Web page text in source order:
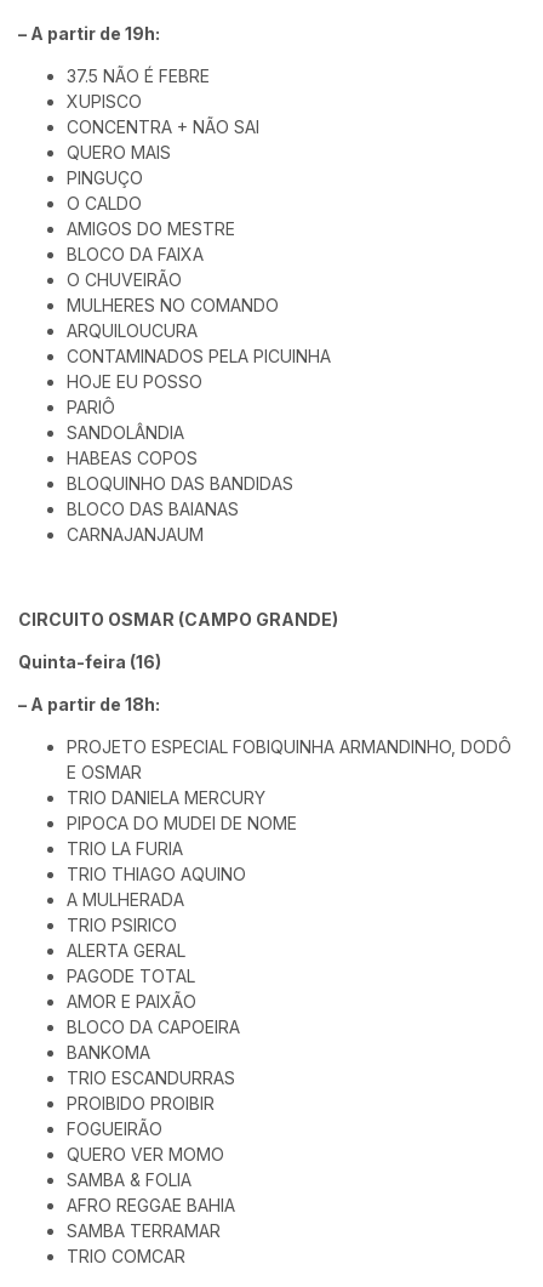
– A partir de 19h:
37.5 NÃO É FEBRE
XUPISCO
CONCENTRA + NÃO SAI
QUERO MAIS
PINGUÇO
O CALDO
AMIGOS DO MESTRE
BLOCO DA FAIXA
O CHUVEIRÃO
MULHERES NO COMANDO
ARQUILOUCURA
CONTAMINADOS PELA PICUINHA
HOJE EU POSSO
PARIÔ
SANDOLÂNDIA
HABEAS COPOS
BLOQUINHO DAS BANDIDAS
BLOCO DAS BAIANAS
CARNAJANJAUM
CIRCUITO OSMAR (CAMPO GRANDE)
Quinta-feira (16)
– A partir de 18h:
PROJETO ESPECIAL FOBIQUINHA ARMANDINHO, DODÔ
E OSMAR
TRIO DANIELA MERCURY
PIPOCA DO MUDEI DE NOME
TRIO LA FURIA
TRIO THIAGO AQUINO
A MULHERADA
TRIO PSIRICO
ALERTA GERAL
PAGODE TOTAL
AMOR E PAIXÃO
BLOCO DA CAPOEIRA
BANKOMA
TRIO ESCANDURRAS
PROIBIDO PROIBIR
FOGUEIRÃO
QUERO VER MOMO
SAMBA & FOLIA
AFRO REGGAE BAHIA
SAMBA TERRAMAR
TRIO COMCAR